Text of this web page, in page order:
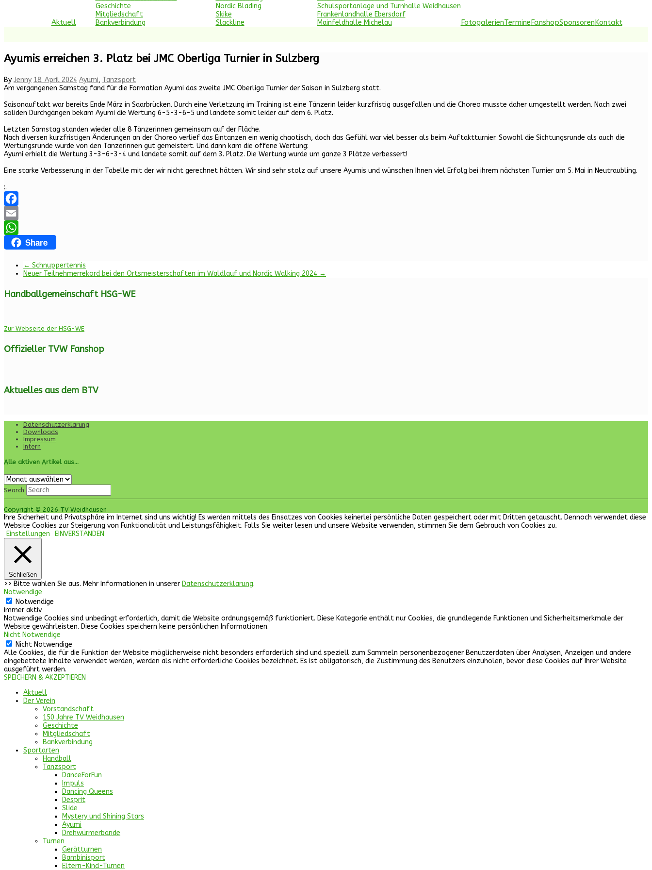
Aktuell
Geschichte
Mitgliedschaft
Bankverbindung
Nordic Blading
Skike
Slackline
Schulsportanlage und Turnhalle Weidhausen
Frankenlandhalle Ebersdorf
Mainfeldhalle Michelau
FotogalerienTermineFanshopSponsorenKontakt
Ayumis erreichen 3. Platz bei JMC Oberliga Turnier in Sulzberg
By Jenny 18. April 2024 Ayumi, Tanzsport
Am vergangenen Samstag fand für die Formation Ayumi das zweite JMC Oberliga Turnier der Saison in Sulzberg statt.
Saisonauftakt war bereits Ende März in Saarbrücken. Durch eine Verletzung im Training ist eine Tänzerin leider kurzfristig ausgefallen und die Choreo musste daher umgestellt werden. Nach zwei
soliden Durchgängen bekam Ayumi die Wertung 6-5-3-6-5 und landete somit leider auf dem 6. Platz.
Letzten Samstag standen wieder alle 8 Tänzerinnen gemeinsam auf der Fläche.
Nach diversen kurzfristigen Änderungen an der Choreo verlief das Eintanzen ein wenig chaotisch, doch das Gefühl war viel besser als beim Auftaktturnier. Sowohl die Sichtungsrunde als auch die
Wertungsrunde wurde von den Tänzerinnen gut gemeistert. Und dann kam die offene Wertung:
Ayumi erhielt die Wertung 3-3-6-3-4 und landete somit auf dem 3. Platz. Die Wertung wurde um ganze 3 Plätze verbessert!
Eine starke Verbesserung in der Tabelle mit der wir nicht gerechnet hätten. Wir sind sehr stolz auf unsere Ayumis und wünschen Ihnen viel Erfolg bei ihrem nächsten Turnier am 5. Mai in Neutraubling.
:.
Facebook
Email
WhatsApp
Share
← Schnuppertennis
Neuer Teilnehmerrekord bei den Ortsmeisterschaften im Waldlauf und Nordic Walking 2024 →
Handballgemeinschaft HSG-WE
Zur Webseite der HSG-WE
Offizieller TVW Fanshop
Aktuelles aus dem BTV
Datenschutzerklärung
Downloads
Impressum
Intern
Alle aktiven Artikel aus…
Alle
aktiven
Artikel
aus…
Search
Copyright © 2026 TV Weidhausen
Ihre Sicherheit und Privatsphäre im Internet sind uns wichtig! Es werden mittels des Einsatzes von Cookies keinerlei persönliche Daten gespeichert oder mit Dritten getauscht. Dennoch verwendet diese
Website Cookies zur Steigerung von Funktionalität und Leistungsfähigkeit. Falls Sie weiter lesen und unsere Website verwenden, stimmen Sie dem Gebrauch von Cookies zu.
Einstellungen
EINVERSTANDEN
Schließen
>> Bitte wählen Sie aus. Mehr Informationen in unserer Datenschutzerklärung.
Notwendige
Notwendige
immer aktiv
Notwendige Cookies sind unbedingt erforderlich, damit die Website ordnungsgemäß funktioniert. Diese Kategorie enthält nur Cookies, die grundlegende Funktionen und Sicherheitsmerkmale der
Website gewährleisten. Diese Cookies speichern keine persönlichen Informationen.
Nicht Notwendige
Nicht Notwendige
Alle Cookies, die für die Funktion der Website möglicherweise nicht besonders erforderlich sind und speziell zum Sammeln personenbezogener Benutzerdaten über Analysen, Anzeigen und andere
eingebettete Inhalte verwendet werden, werden als nicht erforderliche Cookies bezeichnet. Es ist obligatorisch, die Zustimmung des Benutzers einzuholen, bevor diese Cookies auf Ihrer Website
ausgeführt werden.
SPEICHERN & AKZEPTIEREN
Aktuell
Der Verein
Vorstandschaft
150 Jahre TV Weidhausen
Geschichte
Mitgliedschaft
Bankverbindung
Sportarten
Handball
Tanzsport
DanceForFun
Impuls
Dancing Queens
Desprit
Slide
Mystery und Shining Stars
Ayumi
Drehwürmerbande
Turnen
Gerätturnen
Bambinisport
Eltern-Kind-Turnen